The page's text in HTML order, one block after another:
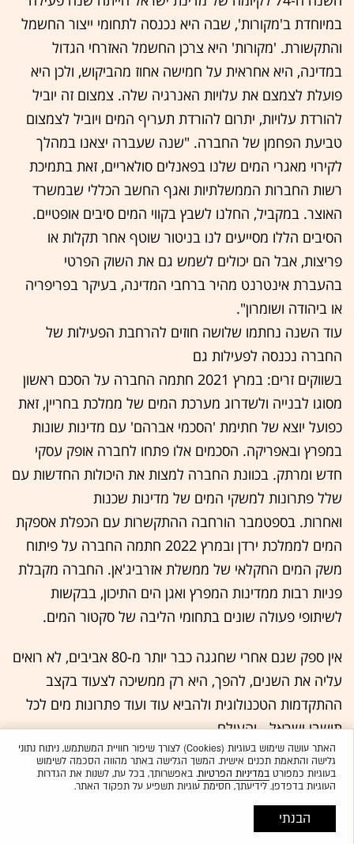
במיוחדת ב'מקורות', שבה היא נכנסה לתחומי ייצור החשמל
והתקשורת. 'מקורות' היא צרכן החשמל האזרחי הגדול
במדינה, היא אחראית על חמישה אחוז מהביקוש, ולכן היא
פועלת לצמצם את עלויות האנרגיה שלה. צמצום זה יוביל
להורדת עלויות, יתרום להורדת תעריף המים ויוביל לצמצום
טביעת הפחמן של החברה. "שנה שעברה יצאנו במהלך
לקירוי מאגרי המים שלנו בפאנלים סולאריים, זאת בתמיכת
רשות החברות הממשלתיות ואגף החשב הכללי שבמשרד
האוצר. במקביל, החלנו לשבץ בקווי המים סיבים אופטיים.
הסיבים הללו מסייעים לנו בניטור שוטף אחר תקלות או
פריצות, אבל הם יכולים לשמש גם את השוק הפרטי
בהעברת אינטרנט מהיר ברחבי המדינה, בעיקר בפריפריה
או ביהודה ושומרון".
עוד השנה נחתמו שלושה חוזים להרחבת הפעילות של
החברה נכנסה לפעילות גם
בשווקים זרים: במרץ 2021 חתמה החברה על הסכם ראשון
מסוגו לבנייה ולשדרוג מערכת המים של ממלכת בחריין, זאת
כפועל יוצא של חתימת 'הסכמי אברהם' עם מדינות שונות
במפרץ ובאפריקה. הסכמים אלו פתחו לחברה אופק עסקי
חדש ומרתק. בכוונת החברה למצות את היכולות החדשות עם
שלל פתרונות למשקי המים של מדינות שכנות
ואחרות. בספטמבר הורחבה ההתקשרות עם הכפלת אספקת
המים לממלכת ירדן ובמרץ 2022 חתמה החברה על פיתוח
משק המים החקלאי של ממשלת אזרביג'אן. החברה מקבלת
פניות רבות ממדינות המפרץ ואגן הים התיכון, בבקשות
לשיתופי פעולה שונים בתחומי הליבה של סקטור המים.
אין ספק שגם אחרי שחגגה כבר יותר מ-80 אביבים, לא רואים
עליה את השנים, להפך, היא רק ממשיכה לצעוד בקצב
ההתקדמות הטכנולוגית ולהביא עוד ועוד פתרונות מים לכל
תושבי ישראל - והעולם.
האתר עושה שימוש בעוגיות (Cookies) לצורך שיפור חוויית המשתמש, ניתוח נתוני
גלישה והתאמת תכנים אישית. המשך הגלישה באתר מהווה הסכמה לשימוש
בעוגיות כמפורטבמדיניות הפרטיות. באפשרותך, בכל עת, לשנות את הגדרות
העוגיות בדפדפן. לידיעתך, חסימת עוגיות תשפיע על תפקוד האתר.
הבנתי